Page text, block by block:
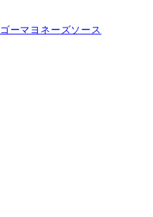
ーマヨネーズソース